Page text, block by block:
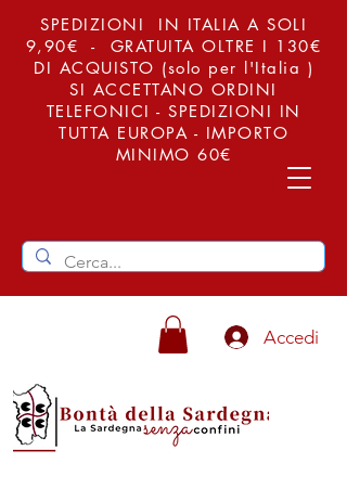
SPEDIZIONI IN ITALIA A SOLI
9,90€ - GRATUITA OLTRE I 130€
DI ACQUISTO (solo per l'Italia )
SI ACCETTANO ORDINI
TELEFONICI - SPEDIZIONI IN
TUTTA EUROPA - IMPORTO
MINIMO 60€
Accedi